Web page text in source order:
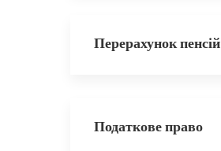
Перерахунок пенсій
Податкове право